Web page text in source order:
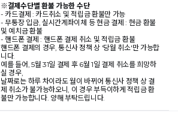
※결제수단별 환불 가능한 수단
- 카드결제 : 카드취소 및 적립금 환불만 가능
- 무통장 입금, 실시간계좌이체 등 현금 결제 : 현금 환불
및 예치금 환불
- 핸드폰 결제 : 핸드폰 결제 취소 및 적립금 환불
핸드폰 결제의 경우, 통신사 정책 상 '당월 취소'만 가능합
니다.
예를 들어, 5월 31일 결제 후 6월 1일 결제 취소를 희망하
실 경우,
날짜로는 하루 차이라도 월이 바뀌어 통신사 정책 상 결
제 취소가 불가능하오니, 이 경우 부득이하게 적립금 환
불만 가능합니다. 양해 부탁드립니다.